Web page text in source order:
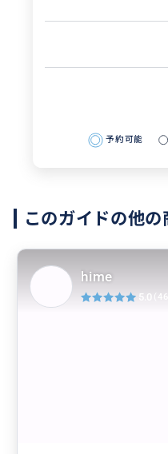
予約可能
このガイドの他の
hime
5.0